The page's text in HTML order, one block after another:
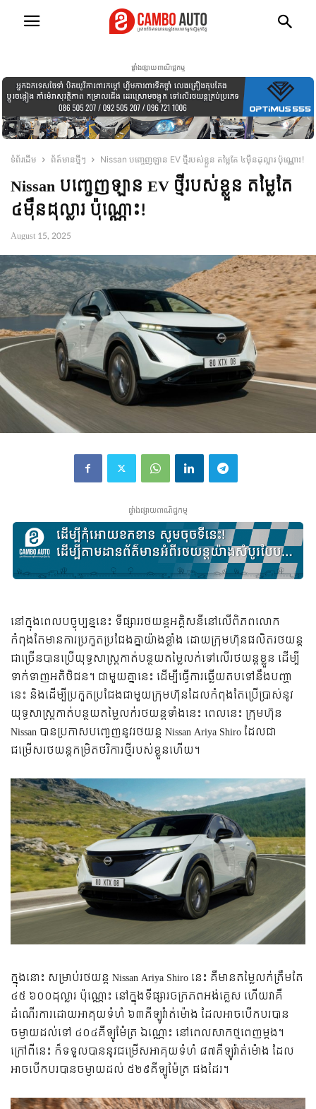
ផ្ទាំងផ្សាយពាណិជ្ជកម្ម
ទំព័រដើម ព័ត៍មានថ្មីៗ Nissan បញ្ចេញឡាន EV ថ្មីរបស់ខ្លួន តម្លៃតែ ៤មុឺនដុល្លារ ប៉ុណ្ណោះ!
Nissan បញ្ចេញឡាន EV ថ្មីរបស់ខ្លួន តម្លៃតែ
៤មុឺនដុល្លារ ប៉ុណ្ណោះ!
August 15, 2025
ផ្ទាំងផ្សាយពាណិជ្ជកម្ម
នៅក្នុងពេលបច្ចុប្បន្ននេះ ទីផ្សាររថយន្តអគ្គិសនីនៅលើពិភពលោក
កំពុងតែមានការប្រកួតប្រជែងគ្នាយ៉ាងខ្លាំង ដោយក្រុមហ៊ុនផលិតរថយន្ត
ជាច្រើនបានប្រើយុទ្ធសាស្រ្តកាត់បន្ថយតម្លៃលក់ទៅលើរថយន្តខ្លួន ដើម្បី
ទាក់ទាញអតិថិជន។ ជាមួយគ្នានេះ ដើម្បីធ្វើការឆ្លើយតបទៅនឹងបញ្ហា
នេះ និងដើម្បីប្រកួតប្រជែងជាមួយក្រុមហ៊ុនដែលកំពុងតែប្រើប្រាស់នូវ
យុទ្ធសាស្រ្តកាត់បន្ថយតម្លៃលក់រថយន្តទាំងនេះ ពេលនេះ ក្រុមហ៊ុន
Nissan បានប្រកាសបញ្ចេញនូវរថយន្ត Nissan Ariya Shiro ដែលជា
ជម្រើសរថយន្តកម្រិតថវិការថ្មីរបស់ខ្លួនហើយ។
ក្នុងនោះ សម្រាប់រថយន្ត Nissan Ariya Shiro នេះ គឺមានតម្លៃលក់ត្រឹមតែ
៤៥ ៦០០ដុល្លារ ប៉ុណ្ណោះ នៅក្នុងទីផ្សារចក្រភពអង់គ្លេស ហើយវាគឺ
ដំណើរការដោយអាគុយទំហំ ៦៣គីឡូវ៉ាត់ម៉ោង ដែលអាចបើកបរបាន
ចម្ងាយដល់ទៅ ៤០៤គីឡូម៉ែត្រ ឯណ្ណោះ នៅពេលសាកថ្មពេញម្តង។
ក្រៅពីនេះ ក៏ទទួលបាននូវជម្រើសអាគុយទំហំ ៨៧គីឡូវ៉ាត់ម៉ោង ដែល
អាចបើកបរបានចម្ងាយដល់ ៥២៩គីឡូម៉ែត្រ ផងដែរ។